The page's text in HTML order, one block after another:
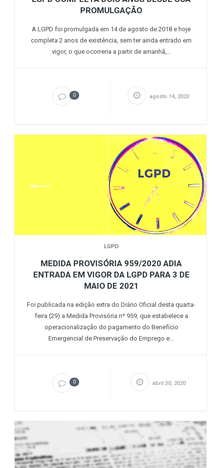
PROMULGAÇÃO
A LGPD foi promulgada em 14 de agosto de 2018 e hoje
completa 2 anos de existência, sem ter ainda entrado em
vigor, o que ocorreria a partir de amanhã,...
0 agosto 14, 2020
LGPD
MEDIDA PROVISÓRIA 959/2020 ADIA
ENTRADA EM VIGOR DA LGPD PARA 3 DE
MAIO DE 2021
Foi publicada na edição extra do Diário Oficial desta quarta-
feira (29) a Medida Provisória nº 959, que estabelece a
operacionalização do pagamento do Benefício
Emergencial de Preservação do Emprego e...
0 abril 30, 2020